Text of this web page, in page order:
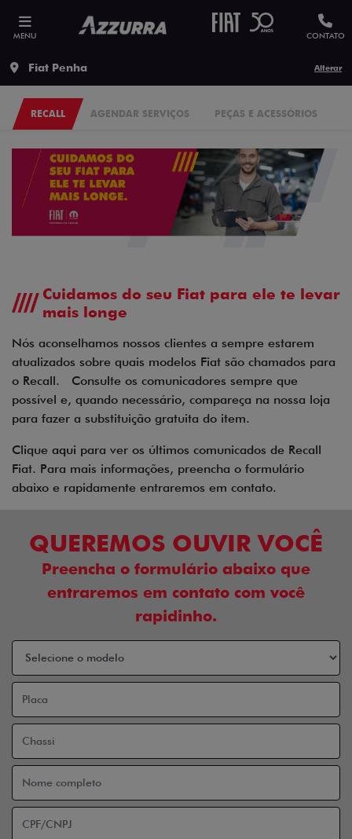
MENU CONTATO
Fiat Penha Alterar
AGENDAR SERVIÇOS PEÇAS E ACESSÓRIOS
RECALL
Cuidamos do seu Fiat para ele te levar
mais longe
Nós aconselhamos nossos clientes a sempre estarem
atualizados sobre quais modelos Fiat são chamados para
o Recall. Consulte os comunicadores sempre que
possível e, quando necessário, compareça na nossa loja
para fazer a substituição gratuita do item.
Clique aqui para ver os últimos comunicados de Recall
Fiat. Para mais informações, preencha o formulário
abaixo e rapidamente entraremos em contato.
QUEREMOS OUVIR VOCÊ
Preencha o formulário abaixo que
entraremos em contato com você
rapidinho.